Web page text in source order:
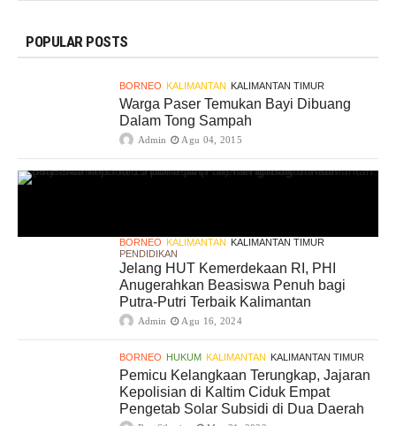
POPULAR POSTS
BORNEO KALIMANTAN KALIMANTAN TIMUR
Warga Paser Temukan Bayi Dibuang
Dalam Tong Sampah
Admin Agu 04, 2015
BORNEO KALIMANTAN KALIMANTAN TIMUR
PENDIDIKAN
Jelang HUT Kemerdekaan RI, PHI
Anugerahkan Beasiswa Penuh bagi
Putra-Putri Terbaik Kalimantan
Admin Agu 16, 2024
BORNEO HUKUM KALIMANTAN KALIMANTAN TIMUR
Pemicu Kelangkaan Terungkap, Jajaran
Kepolisian di Kaltim Ciduk Empat
Pengetab Solar Subsidi di Dua Daerah